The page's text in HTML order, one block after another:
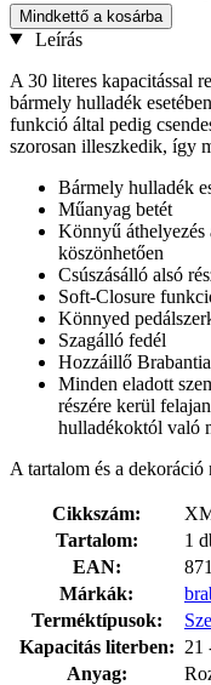
Mindkettő a kosárba
Leírás
A 30 literes kapacitással
bármely hulladék
funkció által pedig
szorosan illeszkedik, így
Bármely hulladék
Műanyag betét
Könnyű
köszönhetően
Csúszásálló alsó
Soft-Closure
Könnyed
Szagálló fedél
Hozzáillő
Minden eladott
részére kerül
hulladékoktól való
A tartalom és a dekoráció
Cikkszám:
Tartalom:
1
EAN:
Márkák:
Terméktípusok:
Kapacitás literben: 21
Anyag: